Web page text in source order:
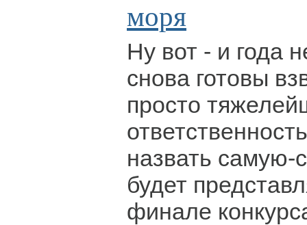
моря
Ну вот - и года
снова готовы
просто
назвать самую-
будет
финале